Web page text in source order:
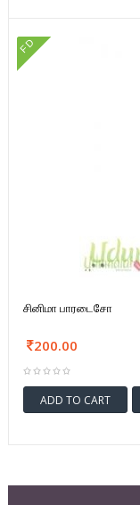
FD
சினிமா பாரடைசோ
200.00
ADD TO CART